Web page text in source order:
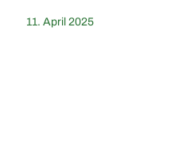
11. April 2025